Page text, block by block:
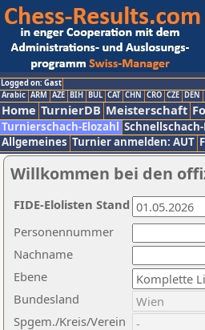
Logged on: Gast
Arabic ARM AZE BIH BUL CAT CHN CRO CZE DEN
Home TurnierDB Meisterschaft
Turnierschach-Elozahl
Allgemeines Turnier anmelden: AUT
Willkommen bei den
Nachname
Ebene
Personennummer
Bundesland
Spgem./Kreis/Verein
FIDE-Elolisten Stand